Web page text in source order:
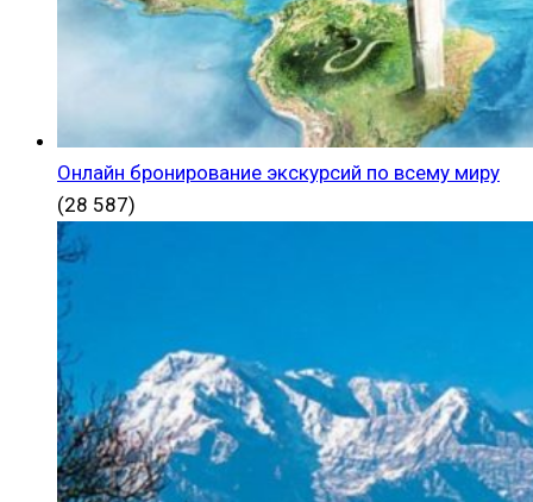
Онлайн бронирование экскурсий по всему миру
(28 587)